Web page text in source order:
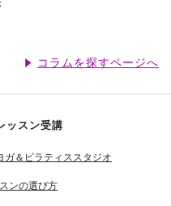
コラムを探すページへ
ッスン受講
＆ピラティススタジオ
ンの選び方